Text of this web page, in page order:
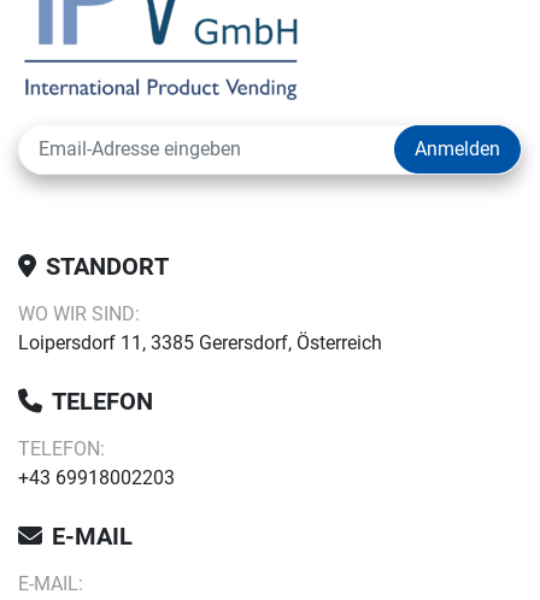
Anmelden
STANDORT
WO WIR SIND:
Loipersdorf 11, 3385 Gerersdorf, Österreich
TELEFON
TELEFON:
+43 69918002203
E-MAIL
E-MAIL: